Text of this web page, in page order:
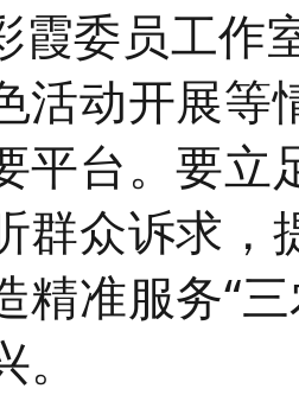
霞委员工作
活动开展等
平台。要立
群众诉求，
精准服务“